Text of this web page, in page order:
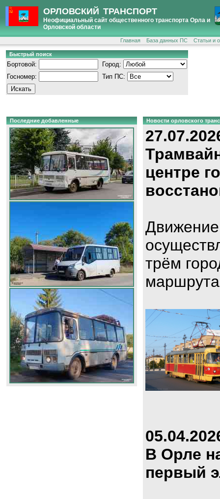
ОРЛОВСКИЙ ТРАНСПОРТ
Неофициальный сайт общественного транспорта Орла и
Орловской области
Главная База данных ПС Статьи и
Быстрый поиск
Бортовой:
Город:
Госномер:
Тип ПС:
Последние добавленные Новости орловского
центре
Движение
трём
В Орле
первый